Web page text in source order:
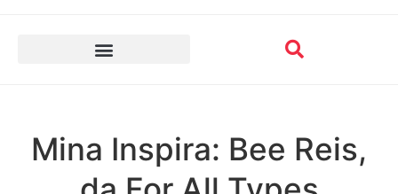
Mina Inspira: Bee Reis,